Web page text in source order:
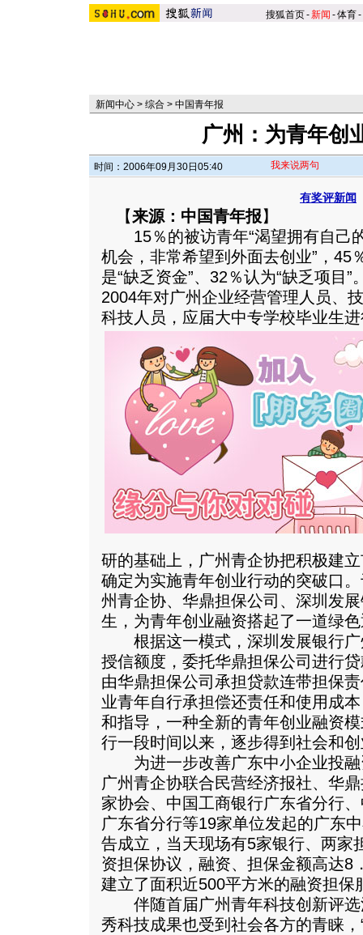
搜狐首页-新闻 -体育-
新闻中心 > 综合 > 中国青年报
广州：为青年创
时间：2006年09月30日05:40 我来说两句
有奖评新闻
【来源：中国青年报】
15％的被访青年“渴望拥有自己的
机会，非常希望到外面去创业”，45
是“缺乏资金”、32％认为“缺乏项目
2004年对广州企业经营管理人员、
科技人员，应届大中专学校毕业生
研的基础上，广州青企协把积极建
确定为实施青年创业行动的突破口
州青企协、华鼎担保公司、深圳发
生，为青年创业融资搭起了一道绿
根据这一模式，深圳发展银行广
授信额度，委托华鼎担保公司进行
由华鼎担保公司承担贷款连带担保
业青年自行承担偿还责任和使用成
和指导，一种全新的青年创业融资
行一段时间以来，逐步得到社会和
为进一步改善广东中小企业投融
广州青企协联合民营经济报社、华
家协会、中国工商银行广东省分行
广东省分行等19家单位发起的广东
告成立，当天现场有5家银行、两家
资担保协议，融资、担保金额高达8
建立了面积近500平方米的融资担保
伴随首届广州青年科技创新评选
秀科技成果也受到社会各方的青睐